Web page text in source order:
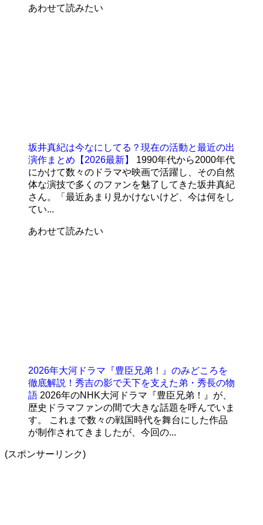
あわせて読みたい
坂井真紀は今なにしてる？現在の活動と最近の出
演作まとめ【2026最新】
1990年代から2000年代
にかけて数々のドラマや映画で活躍し、その自然
体な演技で多くのファンを魅了してきた坂井真紀
さん。「最近あまり見かけないけど、今は何をし
てい...
あわせて読みたい
2026年大河ドラマ『豊臣兄弟！』のみどころを
徹底解説！秀吉の影で天下を支えた弟・秀長の物
語 2026年のNHK大河ドラマ『豊臣兄弟！』が、
歴史ドラマファンの間で大きな話題を呼んでいま
す。 これまで数々の戦国時代を舞台にした作品
が制作されてきましたが、今回の...
(スポンサーリンク)